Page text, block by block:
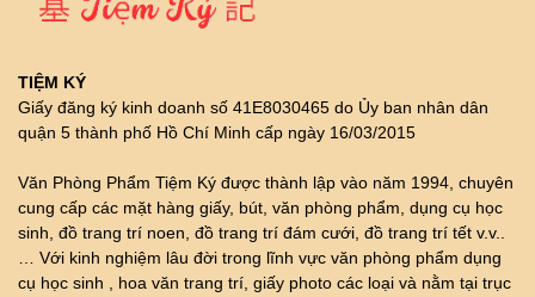
TIỆM KÝ
Giấy đăng ký kinh doanh số 41E8030465 do Ủy ban nhân dân
quận 5 thành phố Hồ Chí Minh cấp ngày 16/03/2015
Văn Phòng Phẩm Tiệm Ký được thành lập vào năm 1994, chuyên
cung cấp các mặt hàng giấy, bút, văn phòng phẩm, dụng cụ học
sinh, đồ trang trí noen, đồ trang trí đám cưới, đồ trang trí tết v.v..
… Với kinh nghiệm lâu đời trong lĩnh vực văn phòng phẩm dụng
cụ học sinh , hoa văn trang trí, giấy photo các loại và nằm tại trục